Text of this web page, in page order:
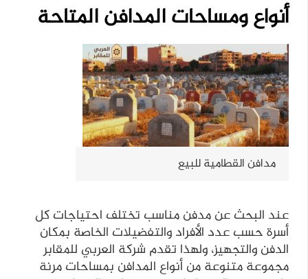
أنواع ومساحات المدافن المتاحة
مدافن القطامية للبيع
عند البحث عن مدفن مناسب تختلف احتياجات كل
أسرة حسب عدد الأفراد والتفضيلات الخاصة بمكان
الدفن والتجهيز، ولهذا تقدم شركة العربي للمقابر
مجموعة متنوعة من أنواع المدافن بمساحات مرنة